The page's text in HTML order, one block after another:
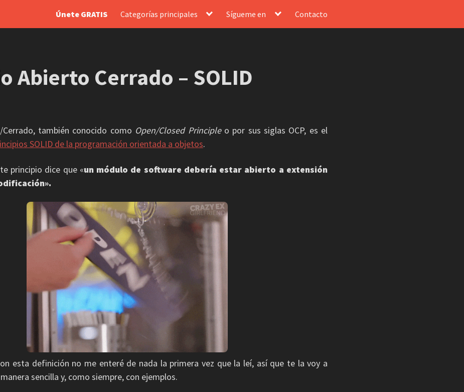
Únete GRATIS Categorías principales Sígueme en Contacto
Abierto Cerrado – SOLID
también conocido como Open/Closed Principleo por sus siglas OCP, es el
SOLID de la programación orientada a objetos.
principio dice que «un módulo de software debería estar abierto a extensión
esta definición no me enteré de nada la primera vez que la leí, así que te la voy a
sencilla y, como siempre, con ejemplos.